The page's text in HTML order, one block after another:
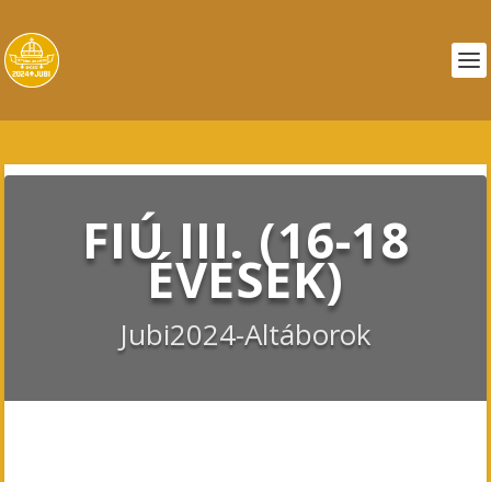
FIÚ III. (16-18
ÉVESEK)
Jubi2024-Altáborok